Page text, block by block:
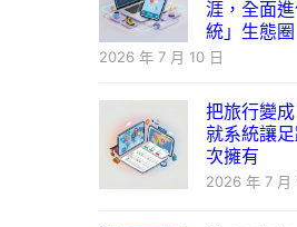
涯，全面
統」生態圈
2026 年 7 月 10 日
把旅行變
就系統讓
次擁有
2026 年 7 月